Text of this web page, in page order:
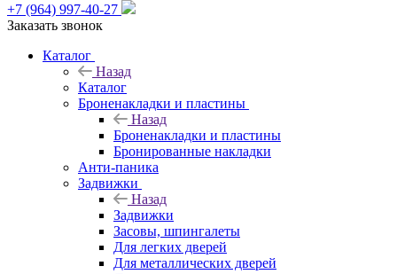
+7 (964) 997-40-27
Заказать звонок
Каталог
Назад
Каталог
Броненакладки и пластины
Назад
Броненакладки и пластины
Бронированные накладки
Анти-паника
Задвижки
Назад
Задвижки
Засовы, шпингалеты
Для легких дверей
Для металлических дверей